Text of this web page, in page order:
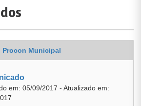
Procon Municipal
em: 05/09/2017 - Atualizado em: